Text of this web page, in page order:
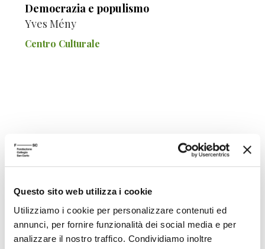
Questo sito web utilizza i cookie
Utilizziamo i cookie per personalizzare contenuti ed
annunci, per fornire funzionalità dei social media e per
analizzare il nostro traffico. Condividiamo inoltre
Democrazia e populismo
Yves Mény
Centro Culturale
Autore volume
Populismo e democrazia